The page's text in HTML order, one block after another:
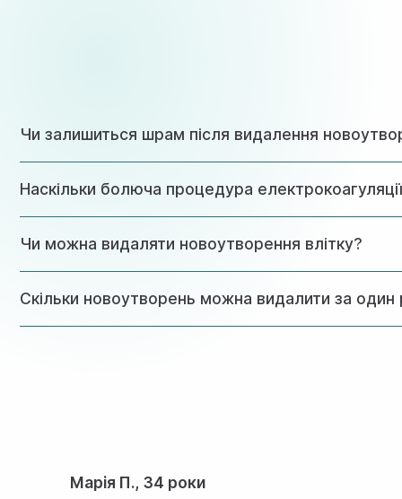
Чи залишиться шрам після видалення
процедури.
Наскільки болюча процедура
процедури.
Чи можна видаляти новоутворення влітку?
Скільки новоутворень можна видалити за один
Марія П., 34 роки